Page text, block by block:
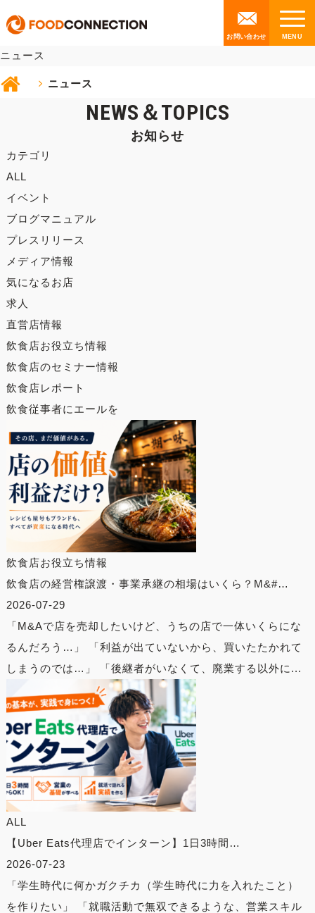
お問い合わせ
NEWS
ニュース
ニュース
NEWS＆TOPICS
お知らせ
カテゴリ
ALL
イベント
ブログマニュアル
プレスリリース
メディア情報
気になるお店
求人
直営店情報
飲食店お役立ち情報
飲食店のセミナー情報
飲食店レポート
飲食従事者にエールを
飲食店お役立ち情報
飲食店の経営権譲渡・事業承継の相場はいくら？M&#…
2026-07-29
「M&Aで店を売却したいけど、うちの店で一体いくらにな
るんだろう…」 「利益が出ていないから、買いたたかれて
しまうのでは…」 「後継者がいなくて、廃業する以外に...
ALL
【Uber Eats代理店でインターン】1日3時間…
2026-07-23
「学生時代に何かガクチカ（学生時代に力を入れたこと）
を作りたい」 「就職活動で無双できるような、営業スキル